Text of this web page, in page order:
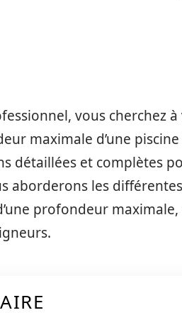
vous cherchez
maximale d’une
détaillées et complètes
aborderons les
profondeur